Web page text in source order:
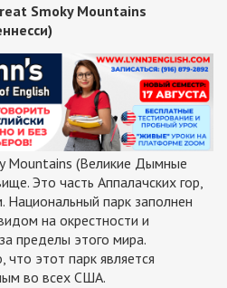
Smoky Mountains
Mountains (Великие Дымные
Это часть Аппалачских гор,
Национальный парк заполнен
на окрестности и
пределы этого мира.
этот парк является
во всех США.